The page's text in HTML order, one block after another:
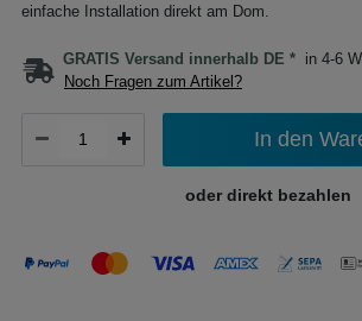
einfache Installation direkt am Dom.
GRATIS Versand innerhalb DE *
in 4-6
Noch Fragen zum Artikel?
In den
oder direkt bezahlen